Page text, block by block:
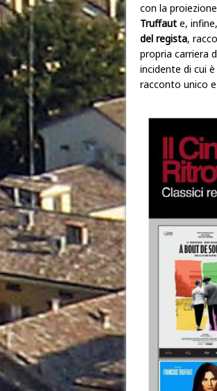
con la
Truffaut e,
del regista,
propria carriera
incidente di cui
racconto unico